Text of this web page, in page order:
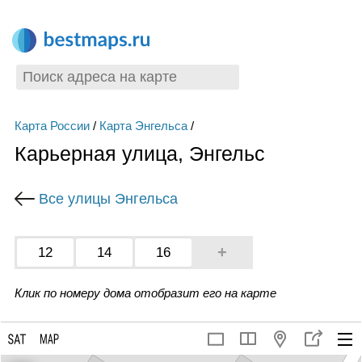
Карта России/ Карта Энгельса/
Карьерная улица, Энгельс
Все улицы Энгельса
12 14 16 +
Клик по номеру дома отобразит его на карте